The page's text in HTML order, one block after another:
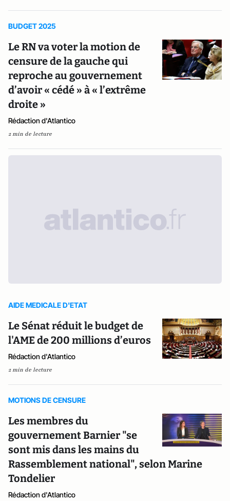
BUDGET 2025
Le RN va voter la motion de
censure de la gauche qui
reproche au gouvernement
d’avoir « cédé » à « l’extrême
droite »
Rédaction d'Atlantico
2 min de lecture
AIDE MEDICALE D'ETAT
Le Sénat réduit le budget de
l'AME de 200 millions d’euros
Rédaction d'Atlantico
2 min de lecture
MOTIONS DE CENSURE
Les membres du
gouvernement Barnier "se
sont mis dans les mains du
Rassemblement national", selon Marine
Tondelier
Rédaction d'Atlantico